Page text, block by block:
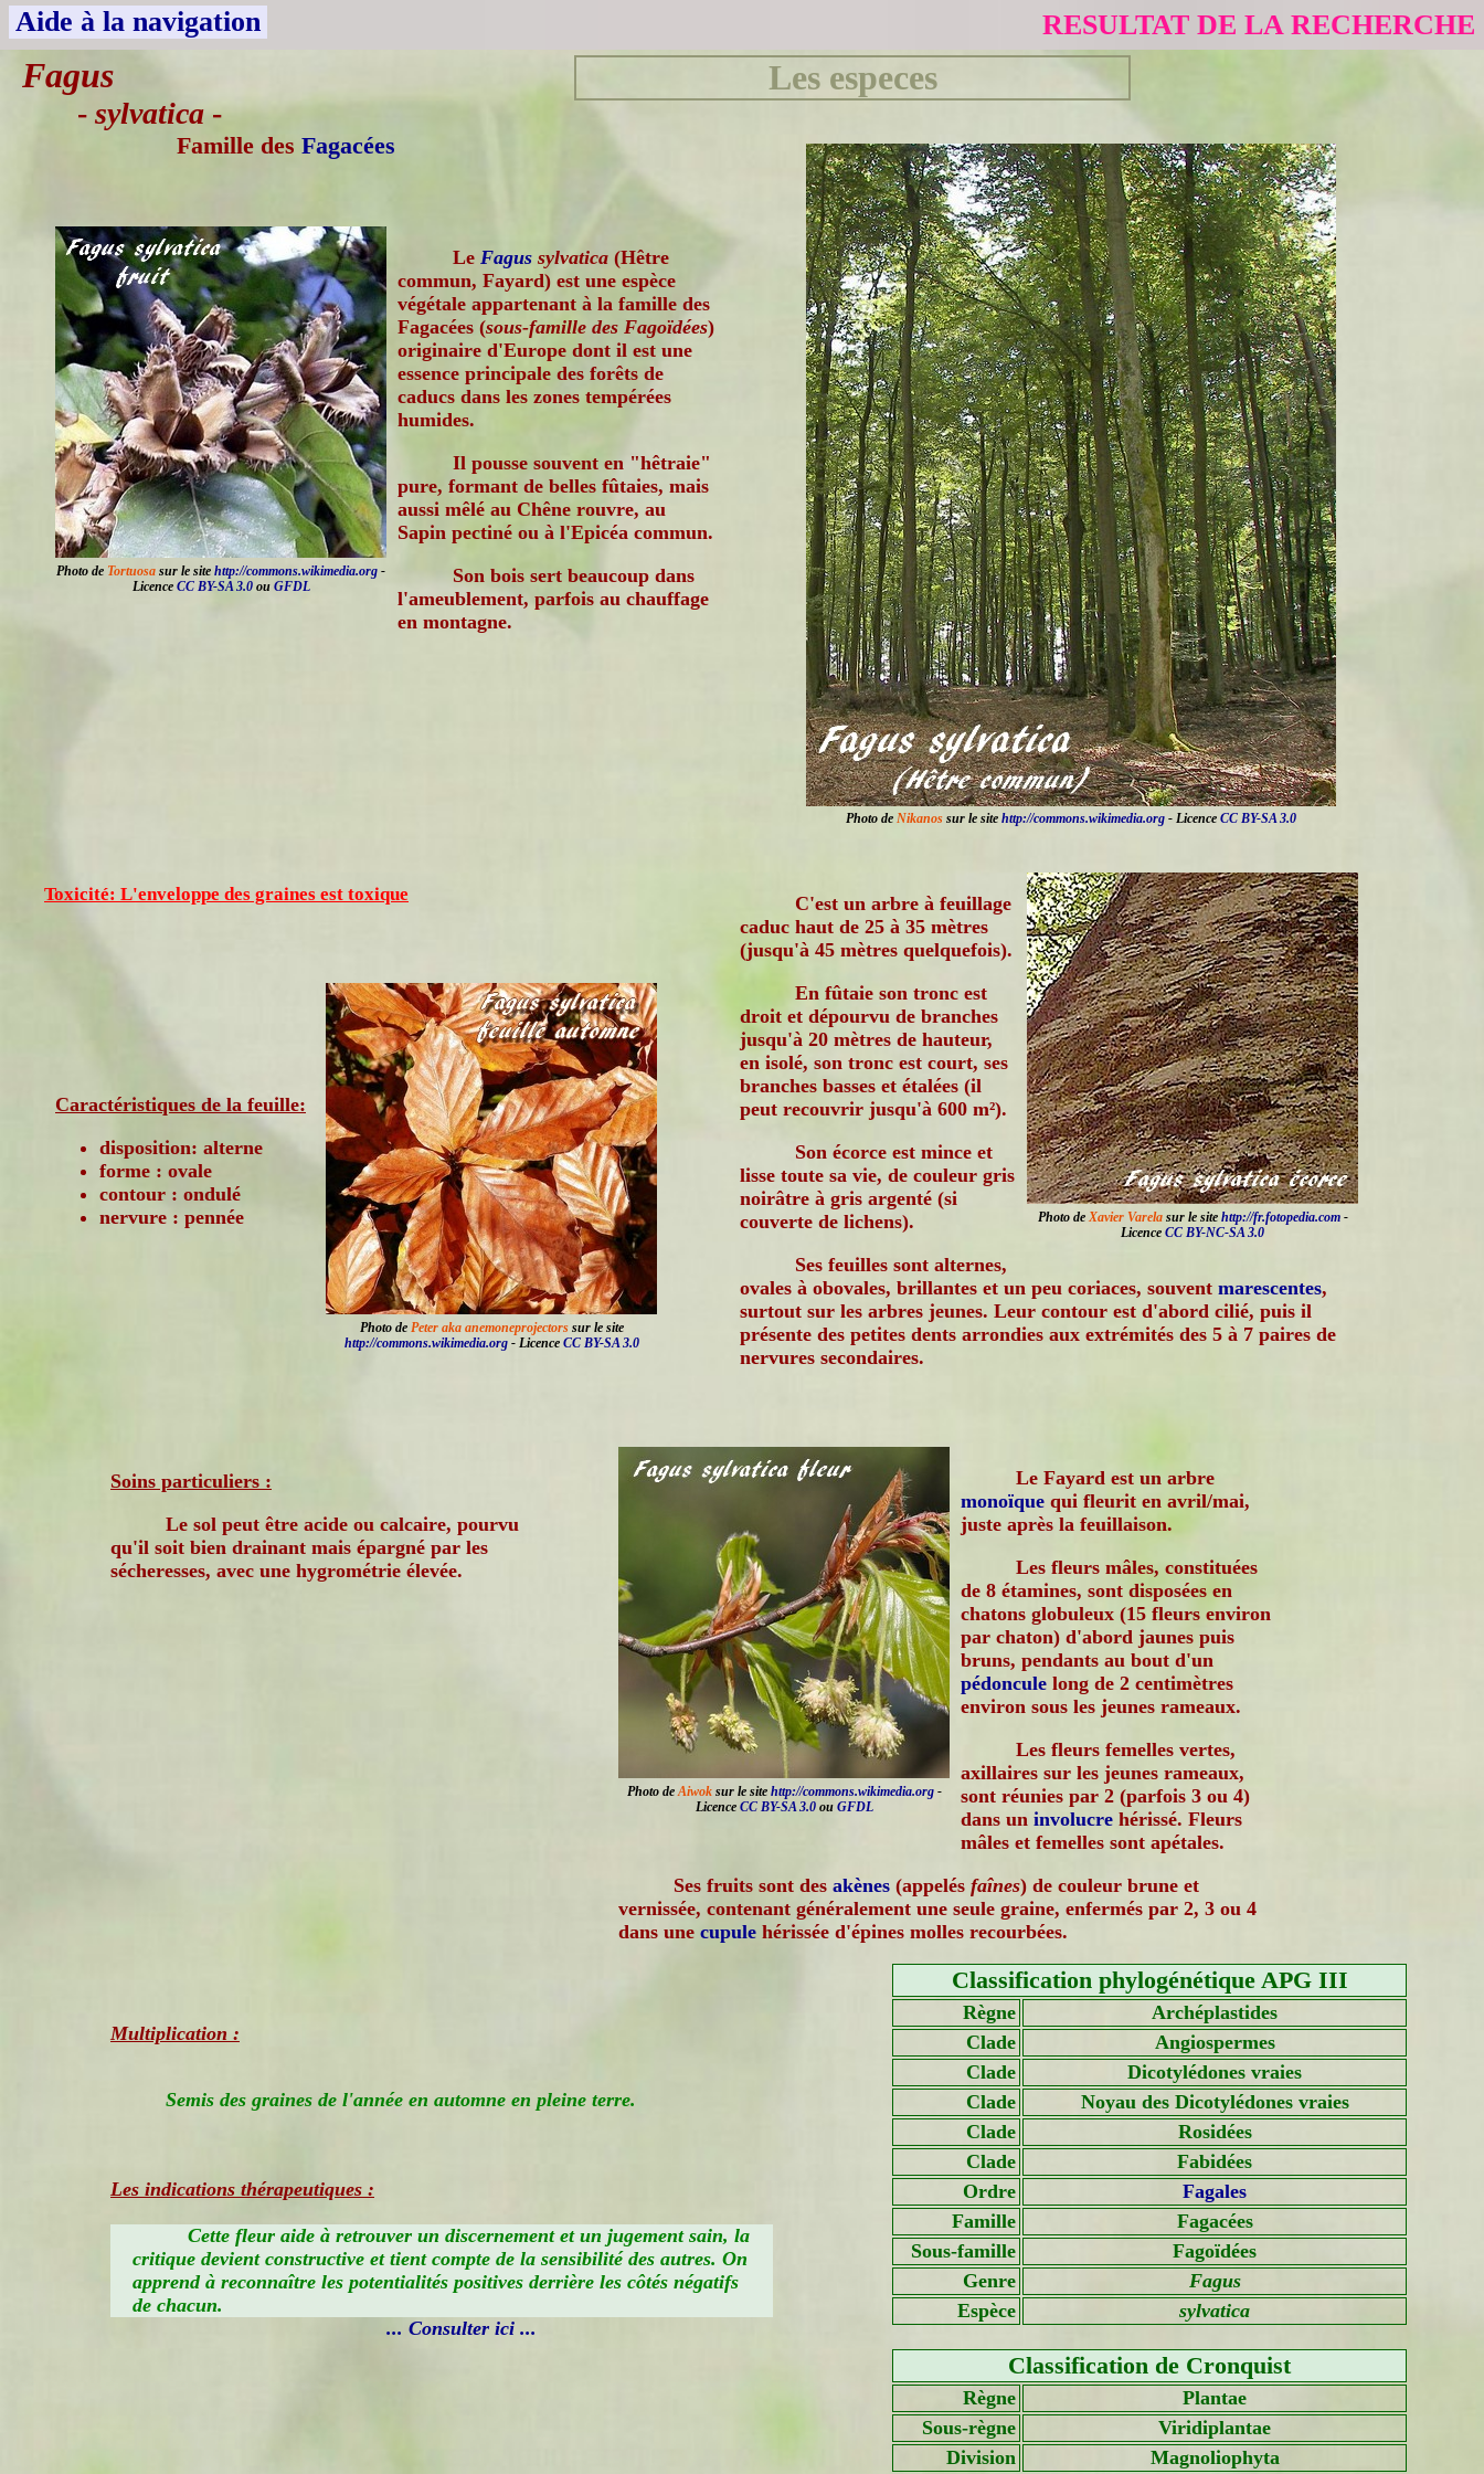
Aide à la navigation RESULTAT DE LA RECHERCHE
Fagus
- sylvatica-
Famille des Fagacées
Les especes
Photo de Nikanos sur le site http://commons.wikimedia.org - Licence CC BY-SA 3.0
Photo de Tortuosa sur le site http://commons.wikimedia.org -
Licence CC BY-SA 3.0ou GFDL
Le Fagus sylvatica (Hêtre
commun, Fayard) est une espèce
végétale appartenant à la famille des
Fagacées (sous-famille des Fagoïdées)
originaire d'Europe dont il est une
essence principale des forêts de
caducs dans les zones tempérées
humides.
Il pousse souvent en "hêtraie"
pure, formant de belles fûtaies, mais
aussi mêlé au Chêne rouvre, au
Sapin pectiné ou à l'Epicéa commun.
Son bois sert beaucoup dans
l'ameublement, parfois au chauffage
en montagne.
Toxicité: L'enveloppe des graines est toxique
Photo deXavier Varelasur le site http://fr.fotopedia.com-
Licence CC BY-NC-SA 3.0
C'est un arbre à feuillage
caduc haut de 25 à 35 mètres
(jusqu'à 45 mètres quelquefois).
En fûtaie son tronc est
droit et dépourvu de branches
jusqu'à 20 mètres de hauteur,
en isolé, son tronc est court, ses
branches basses et étalées (il
peut recouvrir jusqu'à 600 m²).
Son écorce est mince et
lisse toute sa vie, de couleur gris
noirâtre à gris argenté (si
couverte de lichens).
Ses feuilles sont alternes,
ovales à obovales, brillantes et un peu coriaces, souvent marescentes,
surtout sur les arbres jeunes. Leur contour est d'abord cilié, puis il
présente des petites dents arrondies aux extrémités des 5 à 7 paires de
nervures secondaires.
Photo de Peter aka anemoneprojectorssur le site
http://commons.wikimedia.org- Licence CC BY-SA 3.0
Caractéristiques de la feuille:
disposition: alterne
forme : ovale
contour : ondulé
nervure : pennée
Soins particuliers :
Le sol peut être acide ou calcaire, pourvu
qu'il soit bien drainant mais épargné par les
sécheresses, avec une hygrométrie élevée.
Photo deAiwoksur le site http://commons.wikimedia.org-
Licence CC BY-SA 3.0ou GFDL
Le Fayard est un arbre
monoïque qui fleurit en avril/mai,
juste après la feuillaison.
Les fleurs mâles, constituées
de 8 étamines, sont disposées en
chatons globuleux (15 fleurs environ
par chaton) d'abord jaunes puis
bruns, pendants au bout d'un
pédoncule long de 2 centimètres
environ sous les jeunes rameaux.
Les fleurs femelles vertes,
axillaires sur les jeunes rameaux,
sont réunies par 2 (parfois 3 ou 4)
dans un involucre hérissé. Fleurs
mâles et femelles sont apétales.
Ses fruits sont des akènes (appelés faînes) de couleur brune et
vernissée, contenant généralement une seule graine, enfermés par 2, 3 ou 4
dans une cupule hérissée d'épines molles recourbées.
Multiplication :
Semis des graines de l'année en automne en pleine terre.
Les indications thérapeutiques :
Cette fleur aide à retrouver un discernement et un jugement sain, la
critique devient constructive et tient compte de la sensibilité des autres. On
apprend à reconnaître les potentialités positives derrière les côtés négatifs
de chacun.
... Consulter ici ...
Classification phylogénétique APG III
Règne
Archéplastides
Clade
Angiospermes
Clade
Dicotylédones vraies
Clade
Noyau des Dicotylédones vraies
Clade
Rosidées
Clade
Fabidées
Ordre
Fagales
Famille
Fagacées
Sous-famille
Fagoïdées
Genre
Fagus
Espèce
sylvatica
Classification de Cronquist
Règne
Plantae
Sous-règne
Viridiplantae
Division
Magnoliophyta